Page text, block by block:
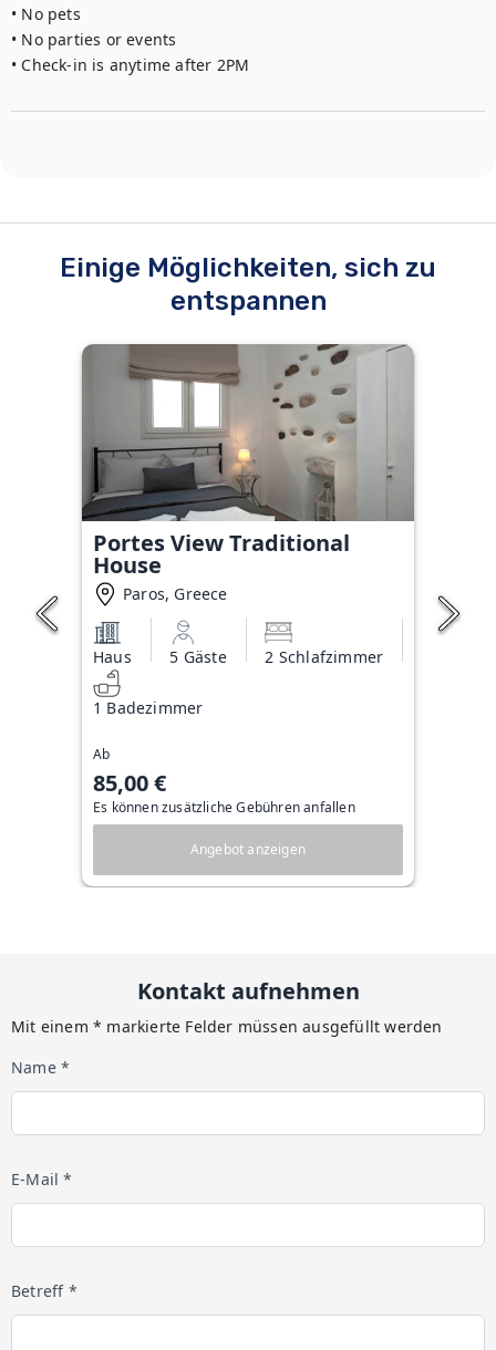
• No pets
• No parties or events
• Check-in is anytime after 2PM
Einige Möglichkeiten, sich zu
entspannen
Portes View Traditional
House
Paros, Greece
Haus 5 Gäste 2 Schlafzimmer
1 Badezimmer
Ab
85,00 €
Es können zusätzliche Gebühren anfallen
Angebot anzeigen
Kontakt aufnehmen
Mit einem * markierte Felder müssen ausgefüllt werden
Name *
E-Mail *
Betreff *